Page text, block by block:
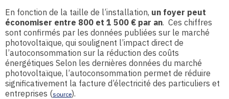
En fonction de la taille de l’installation, un foyer peut
économiser entre 800 et 1 500 € par an. Ces chiffres
sont confirmés par les données publiées sur le marché
photovoltaïque, qui soulignent l’impact direct de
l’autoconsommation sur la réduction des coûts
énergétiques Selon les dernières données du marché
photovoltaïque, l’autoconsommation permet de réduire
significativement la facture d’électricité des particuliers et
entreprises (source).